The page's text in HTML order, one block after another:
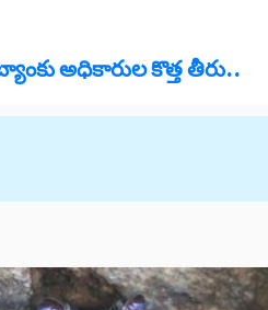
అధికారుల కొత్త తీరు..